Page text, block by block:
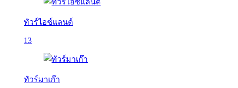
ทัวร์ไอซ์แลนด์
13
ทัวร์มาเก๊า